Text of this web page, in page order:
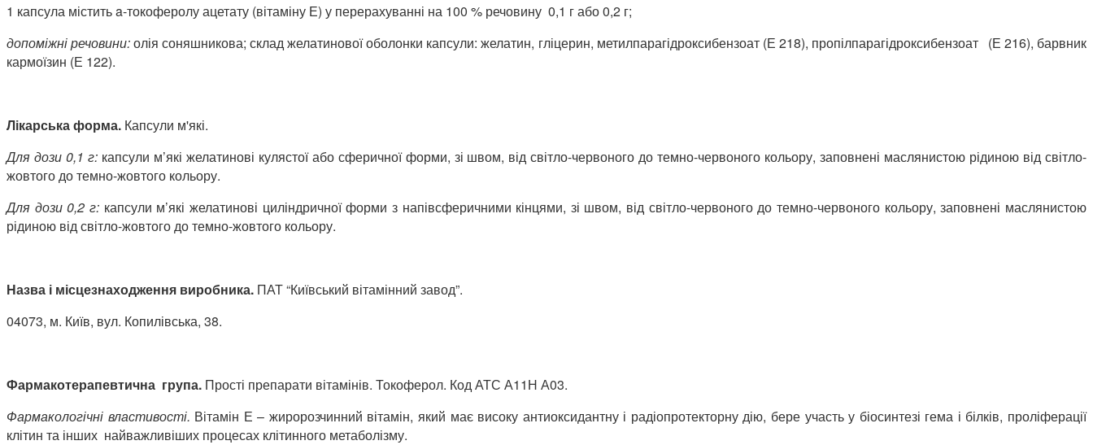
1 капсула міститьa-токоферолу ацетату (вітаміну Е) у перерахуванні на 100 % речовину 0,1 г або 0,2 г;
допоміжні речовини:олія соняшникова; склад желатинової оболонки капсули: желатин, гліцерин, метилпарагідроксибензоат (Е 218), пропілпарагідроксибензоат (Е 216), барвник
кармоїзин (Е 122).
Лікарська форма. Капсули м'які.
Для дози 0,1 г: капсули м’які желатинові кулястої або сферичної форми, зі швом, від світло-червоного до темно-червоного кольору, заповнені маслянистою рідиною від світло-
жовтого до темно-жовтого кольору.
Для дози 0,2 г: капсули м’які желатинові циліндричної форми з напівсферичними кінцями, зі швом, від світло-червоного до темно-червоного кольору, заповнені маслянистою
рідиною від світло-жовтого до темно-жовтого кольору.
Назва і місцезнаходження виробника. ПАТ “Київський вітамінний завод”.
04073, м. Київ, вул. Копилівська, 38.
Фармакотерапевтична група. Прості препарати вітамінів. Токоферол. Код АТС А11Н А03.
Фармакологічні властивості. Вітамін Е – жиророзчинний вітамін, який має високу антиоксидантну і радіопротекторну дію, бере участь у біосинтезі гема і білків, проліферації
клітин та інших найважливіших процесах клітинного метаболізму.